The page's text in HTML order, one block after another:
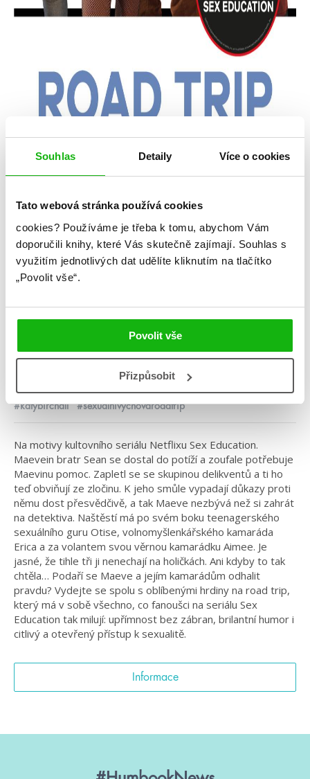
Souhlas Detaily Více o cookies
Tato webová stránka používá cookies
cookies? Používáme je třeba k tomu, abychom Vám
doporučili knihy, které Vás skutečně zajímají. Souhlas s
využitím jednotlivých dat udělíte kliknutím na tlačítko
„Povolit vše“.
Povolit vše
Přizpůsobit
Kategorie: young adult
Žánr: Contemporary
Sexuální výchova: Road Trip
#katybirchall #sexuálnívýchovaroadtrip
Na motivy kultovního seriálu Netflixu Sex Education.
Maevein bratr Sean se dostal do potíží a zoufale potřebuje
Maevinu pomoc. Zapletl se se skupinou delikventů a ti ho
teď obviňují ze zločinu. K jeho smůle vypadají důkazy proti
němu dost přesvědčivě, a tak Maeve nezbývá než si zahrát
na detektiva. Naštěstí má po svém boku teenagerského
sexuálního guru Otise, volnomyšlenkářského kamaráda
Erica a za volantem svou věrnou kamarádku Aimee. Je
jasné, že tihle tři ji nenechají na holičkách. Ani kdyby to tak
chtěla… Podaří se Maeve a jejím kamarádům odhalit
pravdu? Vydejte se spolu s oblíbenými hrdiny na road trip,
který má v sobě všechno, co fanoušci na seriálu Sex
Education tak milují: upřímnost bez zábran, brilantní humor i
citlivý a otevřený přístup k sexualitě.
Informace